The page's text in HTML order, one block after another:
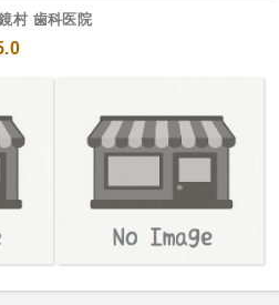
村 歯科医院